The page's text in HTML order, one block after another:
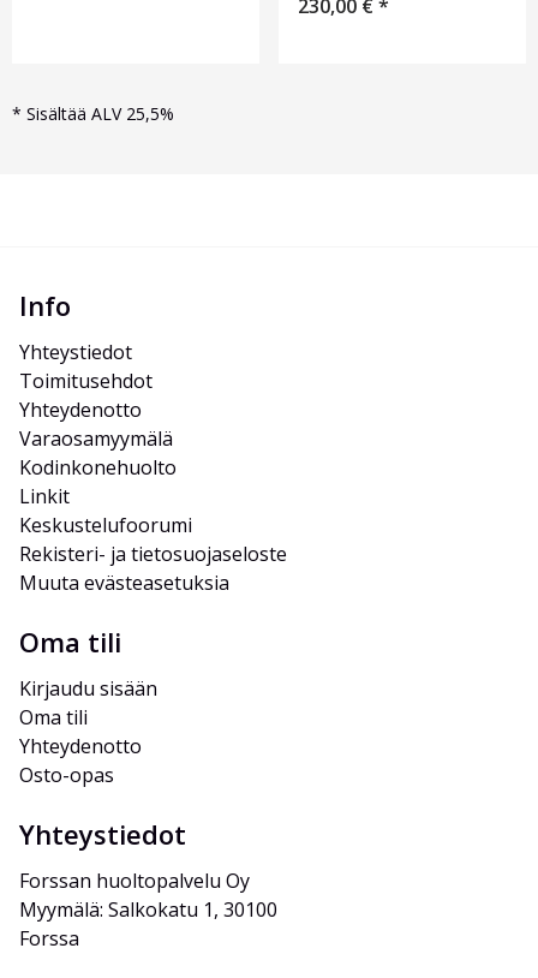
230,00 €*
* Sisältää ALV 25,5%
Info
Yhteystiedot
Toimitusehdot
Yhteydenotto
Varaosamyymälä
Kodinkonehuolto
Linkit
Keskustelufoorumi
Rekisteri- ja tietosuojaseloste
Muuta evästeasetuksia
Oma tili
Kirjaudu sisään
Oma tili
Yhteydenotto
Osto-opas
Yhteystiedot
Forssan huoltopalvelu Oy
Myymälä: Salkokatu 1, 30100
Forssa